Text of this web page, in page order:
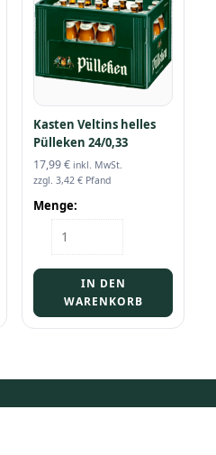
Kasten Veltins helles
Pülleken 24/0,33
17,99€ inkl. MwSt.
zzgl. 3,42 € Pfand
Menge:
Kasten
Veltins
Pülleken
24/0,33
Menge
IN DEN
WARENKORB